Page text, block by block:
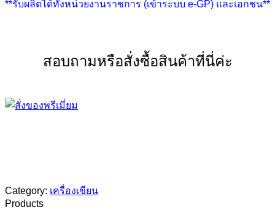
**รับผลิตได้ทั้งหน่วยงานราชการ (เข้าระบบ e-GP) และเอกชน**
สอบถามหรือสั่งซื้อสินค้าที่นี่ค่ะ
Category: เครื่องเขียน
Products